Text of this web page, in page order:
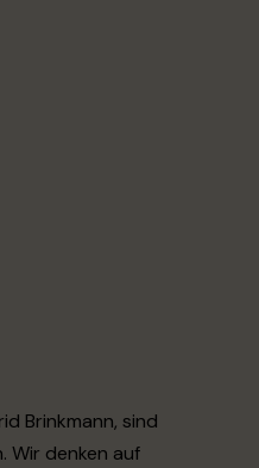
Brinkmann, sind
Wir denken auf